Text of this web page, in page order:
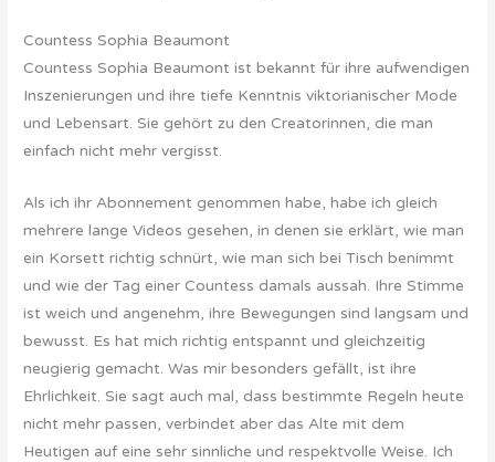
Countess Sophia Beaumont
Countess Sophia Beaumont ist bekannt für ihre aufwendigen
Inszenierungen und ihre tiefe Kenntnis viktorianischer Mode
und Lebensart. Sie gehört zu den Creatorinnen, die man
einfach nicht mehr vergisst.
Als ich ihr Abonnement genommen habe, habe ich gleich
mehrere lange Videos gesehen, in denen sie erklärt, wie man
ein Korsett richtig schnürt, wie man sich bei Tisch benimmt
und wie der Tag einer Countess damals aussah. Ihre Stimme
ist weich und angenehm, ihre Bewegungen sind langsam und
bewusst. Es hat mich richtig entspannt und gleichzeitig
neugierig gemacht. Was mir besonders gefällt, ist ihre
Ehrlichkeit. Sie sagt auch mal, dass bestimmte Regeln heute
nicht mehr passen, verbindet aber das Alte mit dem
Heutigen auf eine sehr sinnliche und respektvolle Weise. Ich